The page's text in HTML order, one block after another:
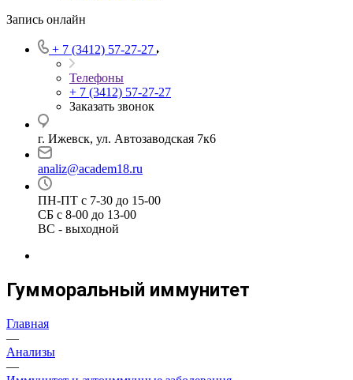
Запись онлайн
+ 7 (3412) 57-27-27
Телефоны
+ 7 (3412) 57-27-27
Заказать звонок
г. Ижевск, ул. Автозаводская 7к6
analiz@academ18.ru
ПН-ПТ с 7-30 до 15-00
СБ с 8-00 до 13-00
ВС - выходной
Гумморальный иммунитет
Главная
—
Анализы
—